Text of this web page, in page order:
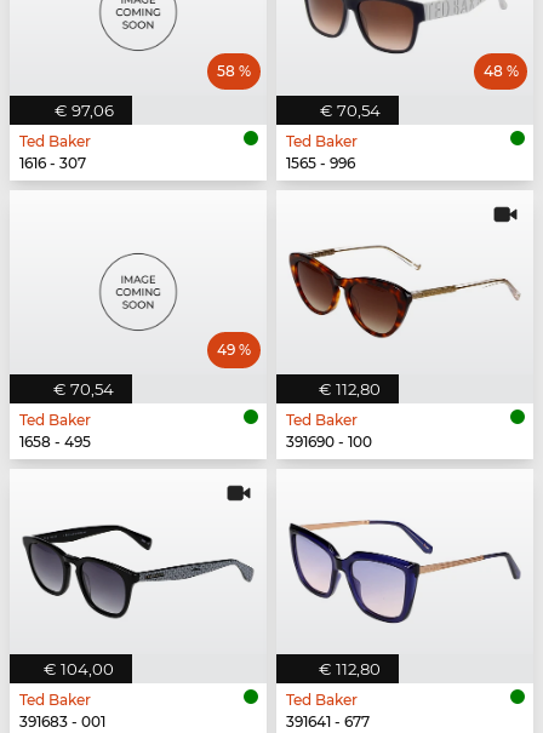
€ 97,06
58 %
Ted Baker
1616 - 307
€ 70,54
48 %
Ted Baker
1565 - 996
€ 70,54
49 %
Ted Baker
1658 - 495
€ 112,80
Ted Baker
391690 - 100
€ 104,00
Ted Baker
391683 - 001
€ 112,80
Ted Baker
391641 - 677